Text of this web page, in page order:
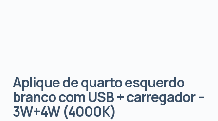
Aplique de quarto esquerdo
branco com USB + carregador –
3W+4W (4000K)